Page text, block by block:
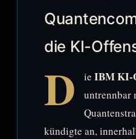
die KI-
D ie IBM KI-
untrennbar
kündigte an,